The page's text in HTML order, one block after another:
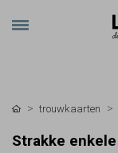
trouwkaarten
Strakke